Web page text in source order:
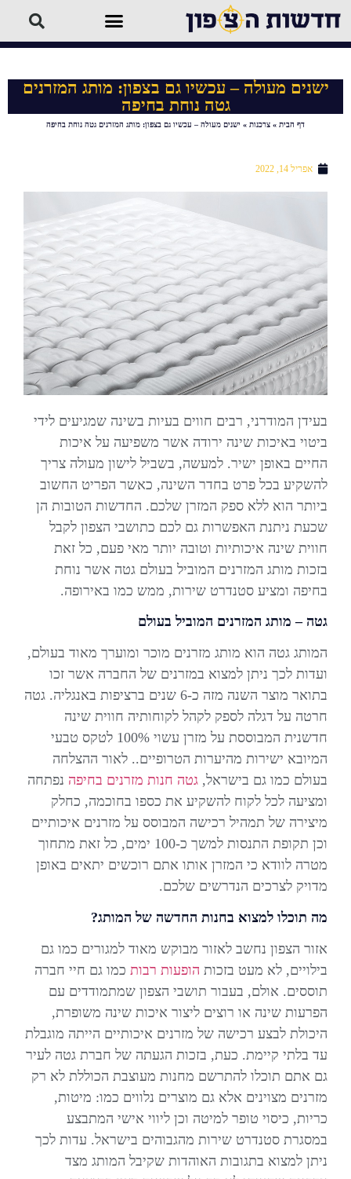
ישנים מעולה – עכשיו גם בצפון: מותג המזרנים
גטה נוחת בחיפה
דף הבית » צרכנות » ישנים מעולה – עכשיו גם בצפון: מותג המזרנים גטה נוחת בחיפה
אפריל 14, 2022
בעידן המודרני, רבים חווים בעיות בשינה שמגיעים לידי
ביטוי באיכות שינה ירודה אשר משפיעה על איכות
החיים באופן ישיר. למעשה, בשביל לישון מעולה צריך
להשקיע בכל פרט בחדר השינה, כאשר הפריט החשוב
ביותר הוא ללא ספק המזרן שלכם. החדשות הטובות הן
שכעת ניתנת האפשרות גם לכם כתושבי הצפון לקבל
חווית שינה איכותיות וטובה יותר מאי פעם, כל זאת
בזכות מותג המזרנים המוביל בעולם גטה אשר נוחת
בחיפה ומציע סטנדרט שירות, ממש כמו באירופה.
גטה – מותג המזרנים המוביל בעולם
המותג גטה הוא מותג מזרנים מוכר ומוערך מאוד בעולם,
ועדות לכך ניתן למצוא במזרנים של החברה אשר זכו
בתואר מוצר השנה מזה כ-6 שנים ברציפות באנגליה. גטה
חרטה על דגלה לספק לקהל לקוחותיה חווית שינה
חדשנית המבוססת על מזרן עשוי 100% לטקס טבעי
המיובא ישירות מהיערות הטרופיים.. לאור ההצלחה
בעולם כמו גם בישראל, גטה חנות מזרנים בחיפה נפתחה
ומציעה לכל לקוח להשקיע את כספו בחוכמה, כחלק
מיצירה של תמהיל רכישה המבוסס על מזרנים איכותיים
וכן תקופת התנסות למשך כ-100 ימים, כל זאת מתחוך
מטרה לוודא כי המזרן אותו אתם רוכשים יתאים באופן
מדויק לצרכים הנדרשים שלכם.
מה תוכלו למצוא בחנות החדשה של המותג?
אזור הצפון נחשב לאזור מבוקש מאוד למגורים כמו גם
בילויים, לא מעט בזכות הופעות רבות כמו גם חיי חברה
תוססים. אולם, בעבור תושבי הצפון שמתמודדים עם
הפרעות שינה או רוצים ליצור איכות שינה משופרת,
היכולת לבצע רכישה של מזרנים איכותיים הייתה מוגבלת
עד בלתי קיימת. כעת, בזכות הגעתה של חברת גטה לעיר
גם אתם תוכלו להתרשם מחנות מעוצבת הכוללת לא רק
מזרנים מצוינים אלא גם מוצרים נלווים כמו: מיטות,
כריות, כיסוי טופר למיטה וכן ליווי אישי המתבצע
במסגרת סטנדרט שירות מהגבוהים בישראל. עדות לכך
ניתן למצוא בתגובות האוהדות שקיבל המותג מצד